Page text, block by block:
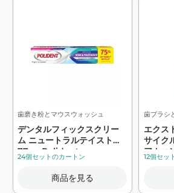
歯磨き粉とマウスウォッシュ
デンタルフィックスクリー
ム ニュートラルテイスト
77g - Polident
24個セットのカートン
商品を見る
歯ブラシ
エクス
サイク
アムハ
12個セッ